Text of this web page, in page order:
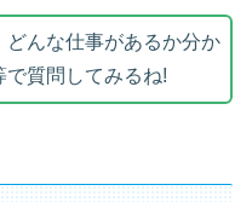
どんな仕事があるか分か
で質問してみるね!